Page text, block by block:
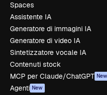
Spaces
Assistente IA
Generatore di immagini IA
Generatore di video IA
Sintetizzatore vocale IA
Contenuti stock
MCP per Claude/ChatGPT New
Agenti New